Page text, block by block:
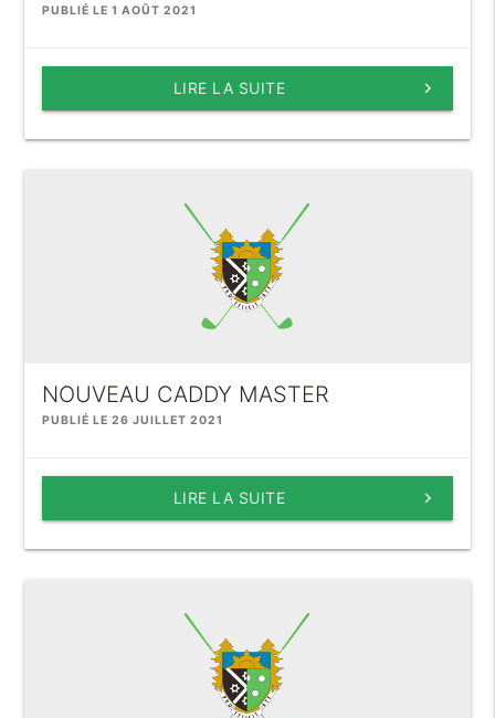
PUBLIÉ LE 1 AOÛT 2021
keyboard_arrow_right
LIRE LA SUITE
NOUVEAU CADDY MASTER
PUBLIÉ LE 26 JUILLET 2021
keyboard_arrow_right
LIRE LA SUITE